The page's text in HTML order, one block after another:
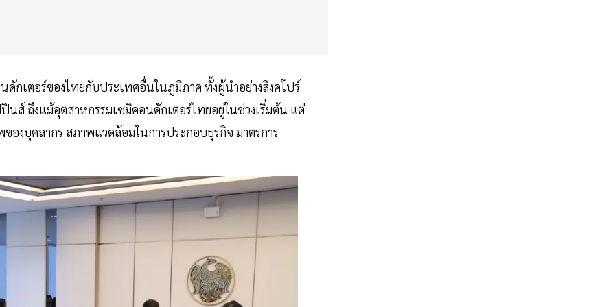
กเตอร์ของไทยกับประเทศอื่นในภูมิภาค ทั้งผู้นำอย่างสิงคโปร์
นส์ ถึงแม้อุตสาหกรรมเซมิคอนดักเตอร์ไทยอยู่ในช่วงเริ่มต้น แต่
งบุคลากร สภาพแวดล้อมในการประกอบธุรกิจ มาตรการ